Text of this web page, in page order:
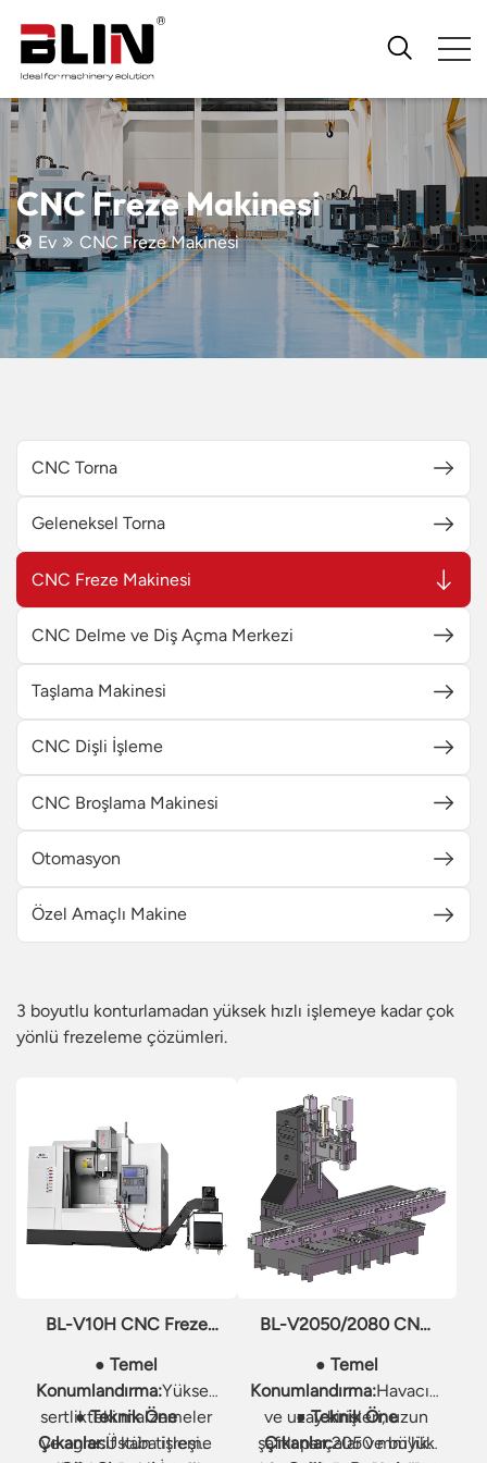
CNC Freze Makinesi
Ev CNC Freze Makinesi
CNC Torna
Geleneksel Torna
CNC Freze Makinesi
CNC Delme ve Diş Açma Merkezi
Taşlama Makinesi
CNC Dişli İşleme
CNC Broşlama Makinesi
Otomasyon
Özel Amaçlı Makine
3 boyutlu konturlamadan yüksek hızlı işlemeye kadar çok
yönlü frezeleme çözümleri.
BL-V10H CNC Freze
● Temel
Konumlandırma:Yüksek
sertlikteki malzemeler
ve agresif kaba işleme
● Teknik Öne
Çıkanlar:Üstün titreşim
BL-V2050/2080 CNC
● Temel
Konumlandırma:Havacılık
ve uzay kirişleri, uzun
şaftlı parçalar ve büyük
● Teknik Öne
Çıkanlar:2050 mm'lik